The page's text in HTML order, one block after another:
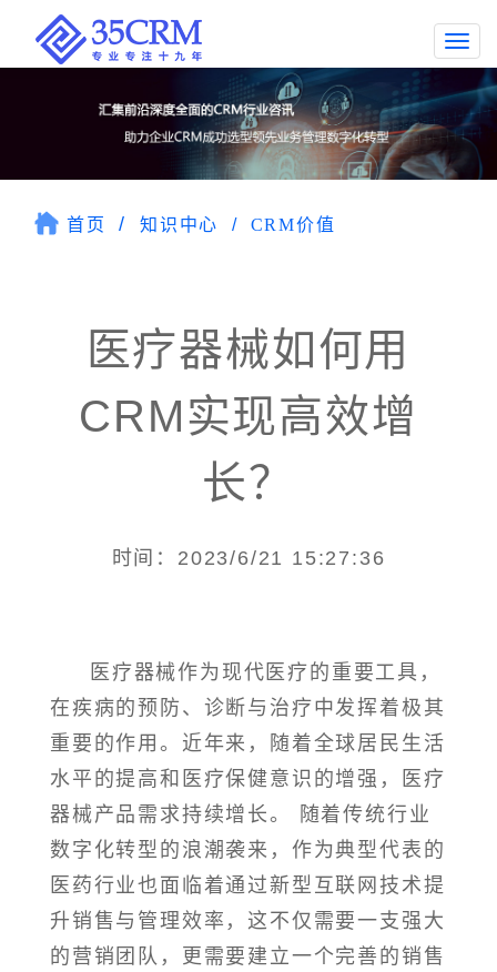
首页 知识中心 CRM价值
医疗器械如何用
CRM实现高效增
长？
时间：2023/6/21 15:27:36
医疗器械作为现代医疗的重要工具，
在疾病的预防、诊断与治疗中发挥着极其
重要的作用。近年来，随着全球居民生活
水平的提高和医疗保健意识的增强，医疗
器械产品需求持续增长。 随着传统行业
数字化转型的浪潮袭来，作为典型代表的
医药行业也面临着通过新型互联网技术提
升销售与管理效率，这不仅需要一支强大
的营销团队，更需要建立一个完善的销售